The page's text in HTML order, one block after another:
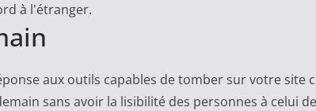
à l'étranger.
aux outils capables de tomber sur votre site
sans avoir la lisibilité des personnes à celui